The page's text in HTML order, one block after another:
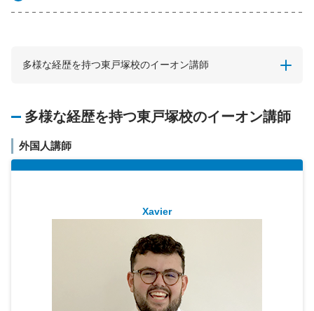
多様な経歴を持つ東戸塚校のイーオン講師
多様な経歴を持つ東戸塚校のイーオン講師
外国人講師
Xavier